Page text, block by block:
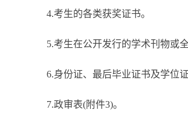
4.考生的各类获奖证书。
5.考生在公开发行的学术刊物或全
6.身份证、最后毕业证书及学位证
7.政审表(附件3)。